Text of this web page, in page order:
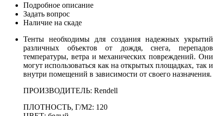
Подробное описание
Задать вопрос
Наличие на скаде
Тенты необходимы для создания надежных укрытий
различных объектов от дождя, снега, перепадов
температуры, ветра и механических повреждений. Они
могут использоваться как на открытых площадках, так и
внутри помещений в зависимости от своего назначения.
ПРОИЗВОДИТЕЛЬ: Rendell
ПЛОТНОСТЬ, Г/М2: 120